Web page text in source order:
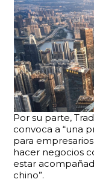
Por su parte,
convoca a “una
para
hacer negocios
estar
chino”.